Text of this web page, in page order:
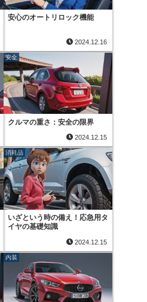
安心のオートリロック機能
2024.12.16
安全
クルマの重さ：安全の限界
2024.12.15
消耗品
いざという時の備え！応急用タ
イヤの基礎知識
2024.12.15
内装